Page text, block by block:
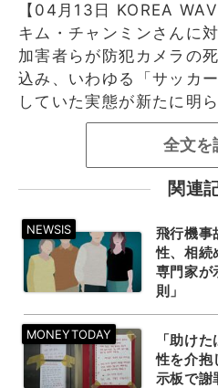
【04月13日 KOREA
キム・チャンミンさんに
加害者らが防犯カメラの
込み、いわゆる「サッカ
していた実態が新たに明
全文を
関連
飛行機事
性、相続
専門家が
則」
「助け
性を介抱
示板で謝